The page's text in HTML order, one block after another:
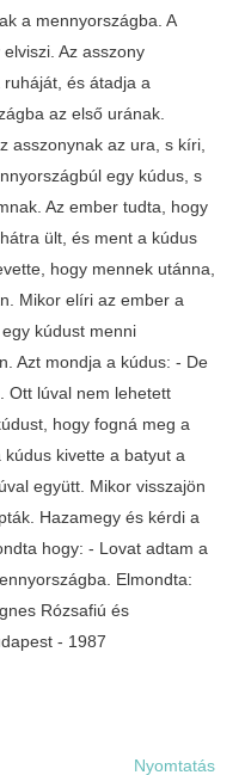
a mennyországba. A
Az asszony
és átadja a
az első urának.
asszonynak az ura, s kíri,
egy kúdus, s
Az ember tudta, hogy
ült, és ment a kúdus
hogy mennek utánna,
Mikor elíri az ember a
kúdust menni
Azt mondja a kúdus: - De
Ott lúval nem lehetett
hogy fogná meg a
kivette a batyut a
együtt. Mikor visszajön
Hazamegy és kérdi a
hogy: - Lovat adtam a
Elmondta:
Rózsafiú és
- 1987
Nyomtatás